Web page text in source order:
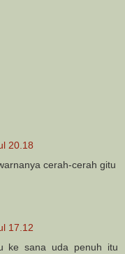
20.18
cerah-cerah gitu
17.12
ke sana uda penuh itu